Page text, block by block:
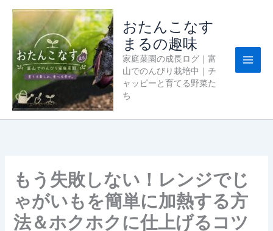
おたんこなす
まるの趣味
家庭菜園の成長ログ｜富
山でのんびり栽培中｜チ
ャッピーと育てる野菜た
ち
もう失敗しない！レンジでじ
ゃがいもを簡単に加熱する方
法＆ホクホクに仕上げるコツ